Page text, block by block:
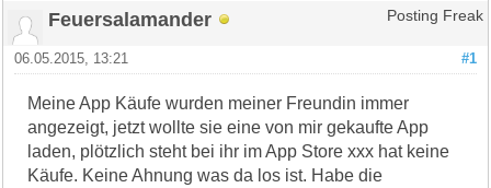
Feuersalamander Posting Freak
#1
06.05.2015, 13:21
Meine App Käufe wurden meiner Freundin immer
angezeigt, jetzt wollte sie eine von mir gekaufte App
laden, plötzlich steht bei ihr im App Store xxx hat keine
Käufe. Keine Ahnung was da los ist. Habe die